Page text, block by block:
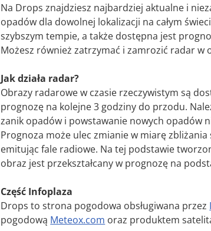
Na Drops znajdziesz najbardziej aktualne i
opadów dla dowolnej lokalizacji na całym
szybszym tempie, a także dostępna jest
Możesz również zatrzymać i zamrozić radar w
Jak działa radar?
Obrazy radarowe w czasie rzeczywistym są
prognozę na kolejne 3 godziny do przodu.
zanik opadów i powstawanie nowych opadów
Prognoza może ulec zmianie w miarę
emitując fale radiowe. Na tej podstawie
obraz jest przekształcany w prognozę na
Część Infoplaza
Drops to strona pogodowa obsługiwana przez
pogodową Meteox.com oraz produktem